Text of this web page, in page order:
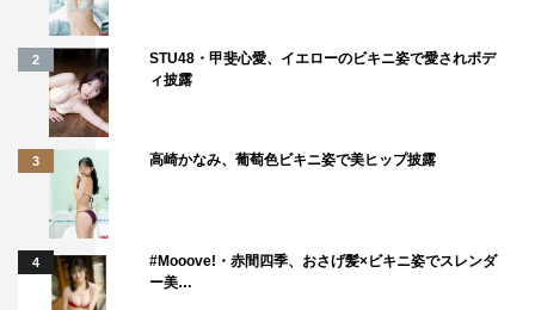
2
STU48・甲斐心愛、イエローのビキニ姿で愛されボデ
ィ披露
3 高崎かなみ、葡萄色ビキニ姿で美ヒップ披露
4
#Mooove!・赤間四季、おさげ髪×ビキニ姿でスレンダ
ー美…